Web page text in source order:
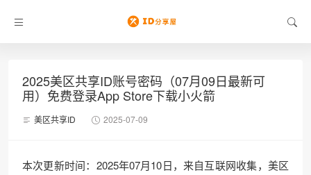
2025美区共享ID账号密码（07月09日最新可
用）免费登录App Store下载小火箭
美区共享ID 2025-07-09
本次更新时间：2025年07月10日，来自互联网收集，美区